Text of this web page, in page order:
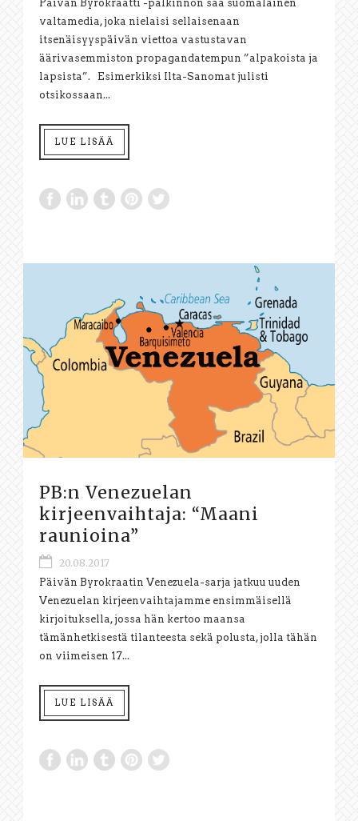
Päivän Byrokraatti -palkinnon saa suomalainen
valtamedia, joka nielaisi sellaisenaan
itsenäisyyspäivän viettoa vastustavan
äärivasemmiston propagandatempun ”alpakoista ja
lapsista”. Esimerkiksi Ilta-Sanomat julisti
otsikossaan...
LUE LISÄÄ
PB:n Venezuelan
kirjeenvaihtaja: “Maani
raunioina”
20.08.2017
Päivän Byrokraatin Venezuela-sarja jatkuu uuden
Venezuelan kirjeenvaihtajamme ensimmäisellä
kirjoituksella, jossa hän kertoo maansa
tämänhetkisestä tilanteesta sekä polusta, jolla tähän
on viimeisen 17...
LUE LISÄÄ